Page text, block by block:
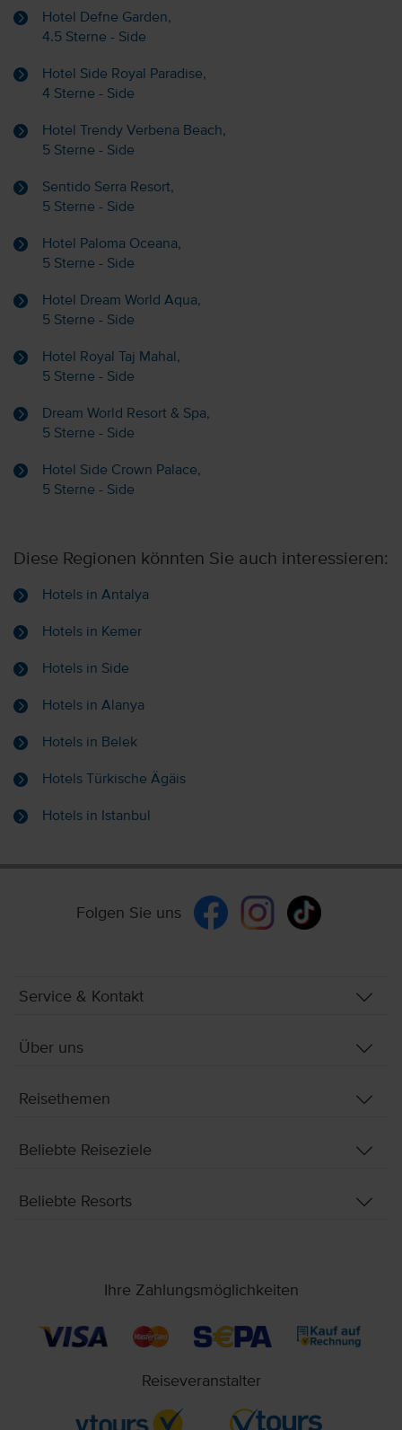
Hotel Defne Garden,
4.5 Sterne - Side
Hotel Side Royal Paradise,
4 Sterne - Side
Hotel Trendy Verbena Beach,
5 Sterne - Side
Sentido Serra Resort,
5 Sterne - Side
Hotel Paloma Oceana,
5 Sterne - Side
Hotel Dream World Aqua,
5 Sterne - Side
Hotel Royal Taj Mahal,
5 Sterne - Side
Dream World Resort & Spa,
5 Sterne - Side
Hotel Side Crown Palace,
5 Sterne - Side
Diese Regionen könnten Sie auch interessieren:
Hotels in Antalya
Hotels in Kemer
Hotels in Side
Hotels in Alanya
Hotels in Belek
Hotels Türkische Ägäis
Hotels in Istanbul
Folgen Sie uns
Service & Kontakt
Über uns
Reisethemen
Beliebte Reiseziele
Beliebte Resorts
Ihre Zahlungsmöglichkeiten
Reiseveranstalter